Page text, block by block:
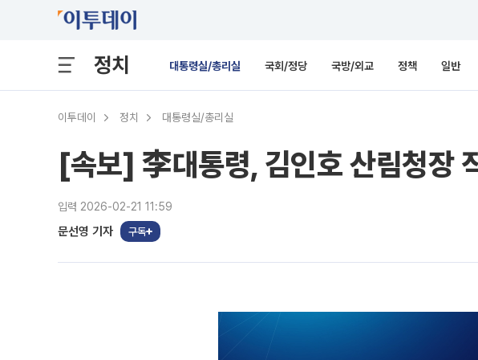
정치 대통령실/총리실 국회/정당 국방/외교 정책 일반
이투데이 정치 대통령실/총리실
[속보] 李대통령, 김인호 산림청장
입력 2026-02-21 11:59
문선영 기자 구독